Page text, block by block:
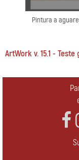
Pintura a
ArtWork v. 15.1 -